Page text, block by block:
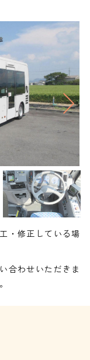
・修正している場
合わせいただきま